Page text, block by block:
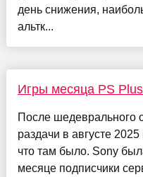
день снижения,
альтк...
Игры месяца PS
После шедеврального
раздачи в августе
что там было. Sony
месяце подписчики